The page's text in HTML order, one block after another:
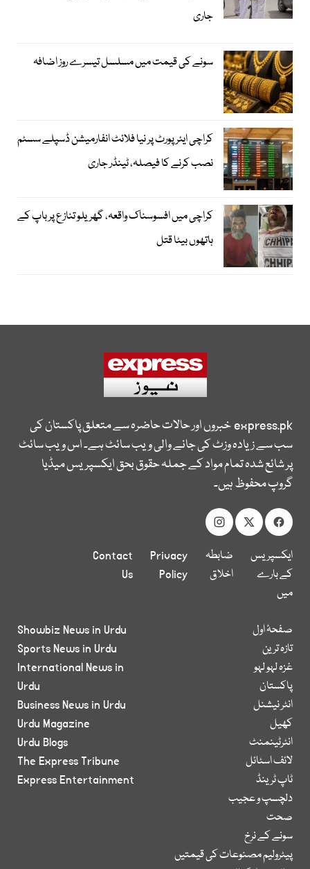
جاری
سونے کی قیمت میں مسلسل تیسرے روز اضافہ
کراچی ایئرپورٹ پر نیا فلائٹ انفارمیشن ڈسپلے سسٹم
نصب کرنے کا فیصلہ، ٹینڈر جاری
کراچی میں افسوسناک واقعہ، گھریلو تنازع پر باپ کے
ہاتھوں بیٹا قتل
express.pkخبروں اور حالات حاضرہ سے متعلق پاکستان کی
سب سے زیادہ وزٹ کی جانے والی ویب سائٹ ہے۔ اس ویب سائٹ
پر شائع شدہ تمام مواد کے جملہ حقوق بحق ایکسپریس میڈیا
گروپ محفوظ ہیں۔
ایکسپریس
کے بارے
میں
ضابطہ
اخلاق
Privacy
Policy
Contact
Us
صفحۂ اول
تازہ ترین
غزہ لہو لہو
پاکستان
انٹر نیشنل
کھیل
انٹرٹینمنٹ
لائف اسٹائل
ٹاپ ٹرینڈ
دلچسپ و عجیب
صحت
سونے کے نرخ
پیٹرولیم مصنوعات کی قیمتیں
Showbiz News in Urdu
Sports News in Urdu
International News in
Urdu
Business News in Urdu
Urdu Magazine
Urdu Blogs
The Express Tribune
Express Entertainment